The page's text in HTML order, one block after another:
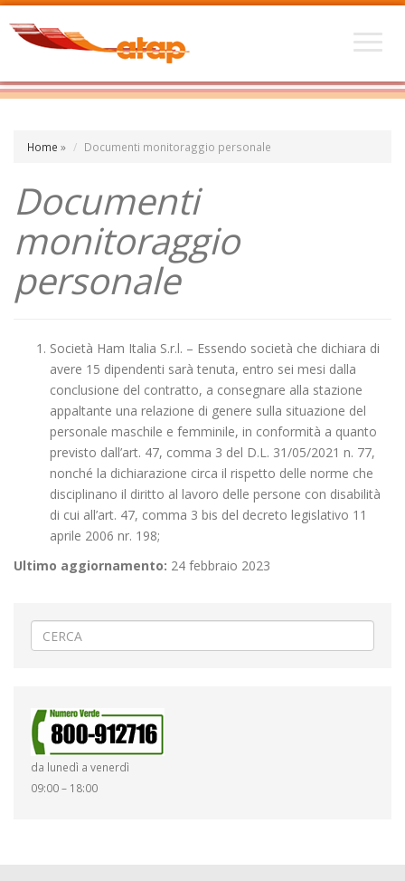
Home » Documenti monitoraggio personale
Documenti
monitoraggio
personale
Società Ham Italia S.r.l. – Essendo società che dichiara di
avere 15 dipendenti sarà tenuta, entro sei mesi dalla
conclusione del contratto, a consegnare alla stazione
appaltante una relazione di genere sulla situazione del
personale maschile e femminile, in conformità a quanto
previsto dall’art. 47, comma 3 del D.L. 31/05/2021 n. 77,
nonché la dichiarazione circa il rispetto delle norme che
disciplinano il diritto al lavoro delle persone con disabilità
di cui all’art. 47, comma 3 bis del decreto legislativo 11
aprile 2006 nr. 198;
Ultimo aggiornamento: 24 febbraio 2023
da lunedì a venerdì
09:00 – 18:00